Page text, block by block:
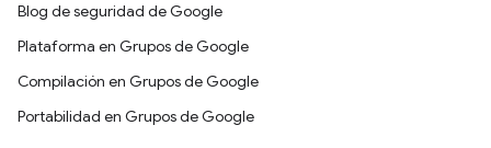
Blog de seguridad de Google
Plataforma en Grupos de Google
Compilación en Grupos de Google
Portabilidad en Grupos de Google